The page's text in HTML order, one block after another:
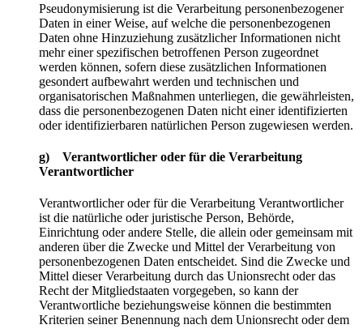
Pseudonymisierung ist die Verarbeitung personenbezogener
Daten in einer Weise, auf welche die personenbezogenen
Daten ohne Hinzuziehung zusätzlicher Informationen nicht
mehr einer spezifischen betroffenen Person zugeordnet
werden können, sofern diese zusätzlichen Informationen
gesondert aufbewahrt werden und technischen und
organisatorischen Maßnahmen unterliegen, die gewährleisten,
dass die personenbezogenen Daten nicht einer identifizierten
oder identifizierbaren natürlichen Person zugewiesen werden.
g) Verantwortlicher oder für die Verarbeitung
Verantwortlicher
Verantwortlicher oder für die Verarbeitung Verantwortlicher
ist die natürliche oder juristische Person, Behörde,
Einrichtung oder andere Stelle, die allein oder gemeinsam mit
anderen über die Zwecke und Mittel der Verarbeitung von
personenbezogenen Daten entscheidet. Sind die Zwecke und
Mittel dieser Verarbeitung durch das Unionsrecht oder das
Recht der Mitgliedstaaten vorgegeben, so kann der
Verantwortliche beziehungsweise können die bestimmten
Kriterien seiner Benennung nach dem Unionsrecht oder dem